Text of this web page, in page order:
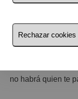
Si quieres formar
no habrá quien te
Rechazar cookies